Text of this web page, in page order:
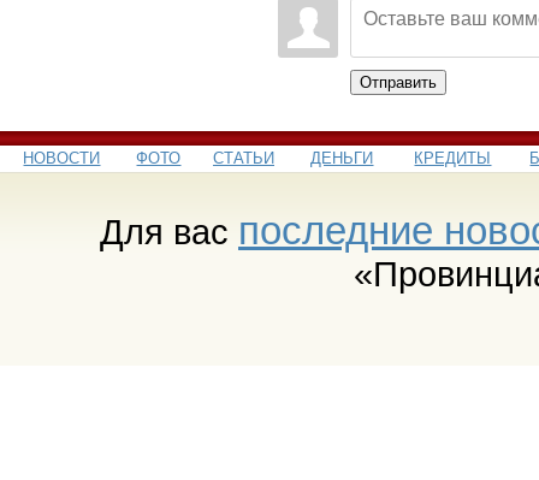
Отправить
НОВОСТИ ФОТО СТАТЬИ ДЕНЬГИ КРЕДИТЫ
Для вас последние